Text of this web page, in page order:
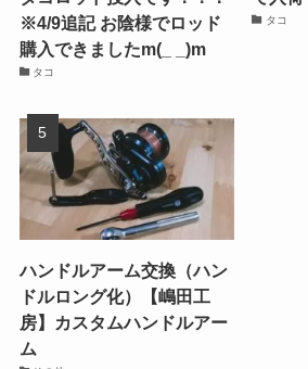
※4/9追記 お陰様でロッド
購入できましたm(_ _)m
タコ
タコ
ハンドルアーム交換（ハン
ドルロング化）【嶋田工
房】カスタムハンドルアー
ム